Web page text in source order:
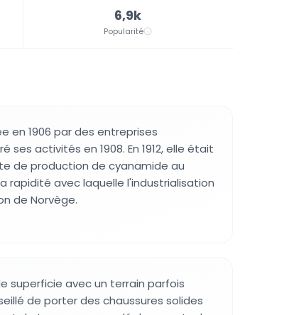
6,9k
Popularité
en 1906 par des entreprises
ses activités en 1908. En 1912, elle était
de production de cyanamide au
rapidité avec laquelle l'industrialisation
de Norvège.
superficie avec un terrain parfois
de porter des chaussures solides